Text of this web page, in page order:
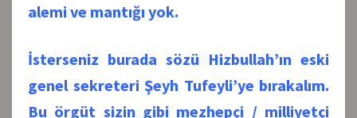
alemi ve mantığı yok.
İsterseniz burada sözü Hizbullah’ın eski
genel sekreteri Şeyh Tufeyli’ye bırakalım.
Bu örgüt sizin gibi mezhepçi / milliyetçi